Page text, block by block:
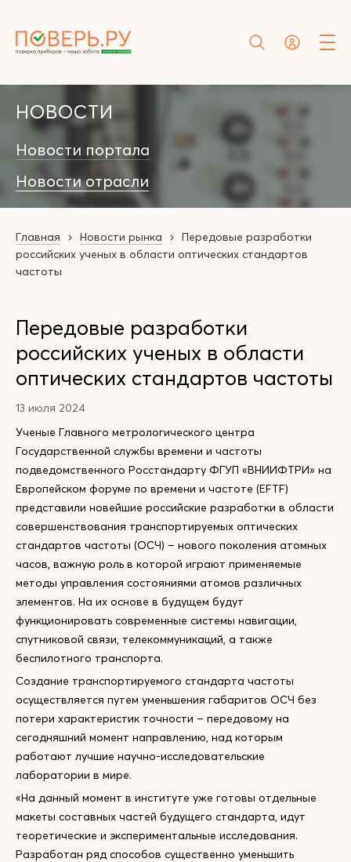
НОВОСТИ
Новости портала
Новости отрасли
Главная Новости рынка
Передовые разработки
российских ученых в области оптических стандартов
частоты
Передовые разработки
российских ученых в области
оптических стандартов частоты
13 июля 2024
Ученые Главного метрологического центра
Государственной службы времени и частоты
подведомственного Росстандарту ФГУП «ВНИИФТРИ» на
Европейском форуме по времени и частоте (EFTF)
представили новейшие российские разработки в области
совершенствования транспортируемых оптических
стандартов частоты (ОСЧ) – нового поколения атомных
часов, важную роль в которой играют применяемые
методы управления состояниями атомов различных
элементов. На их основе в будущем будут
функционировать современные системы навигации,
спутниковой связи, телекоммуникаций, а также
беспилотного транспорта.
Создание транспортируемого стандарта частоты
осуществляется путем уменьшения габаритов ОСЧ без
потери характеристик точности – передовому на
сегодняшний момент направлению, над которым
работают лучшие научно-исследовательские
лаборатории в мире.
«На данный момент в институте уже готовы отдельные
макеты составных частей будущего стандарта, идут
теоретические и экспериментальные исследования.
Разработан ряд способов существенно уменьшить